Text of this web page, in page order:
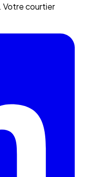
Votre courtier